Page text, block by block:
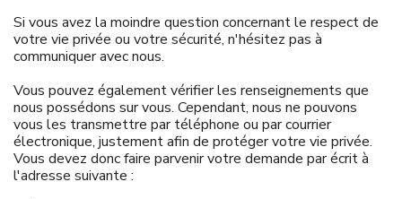
Si vous avez la moindre question concernant le respect de
votre vie privée ou votre sécurité, n'hésitez pas à
communiquer avec nous.
Vous pouvez également vérifier les renseignements que
nous possédons sur vous. Cependant, nous ne pouvons
vous les transmettre par téléphone ou par courrier
électronique, justement afin de protéger votre vie privée.
Vous devez donc faire parvenir votre demande par écrit à
l'adresse suivante :